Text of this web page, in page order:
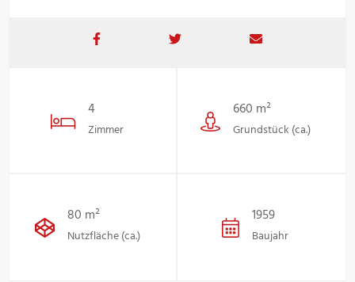
4
Zimmer
660 m²
Grundstück (ca.)
80 m²
Nutzfläche (ca.)
1959
Baujahr